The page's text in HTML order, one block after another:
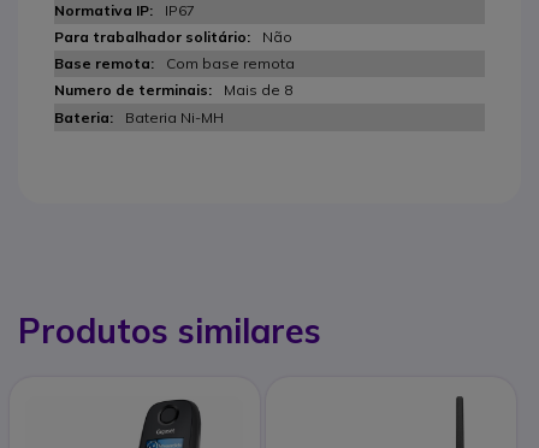
IP67
Não
Com base remota
Mais de 8
Bateria Ni-MH
Produtos similares